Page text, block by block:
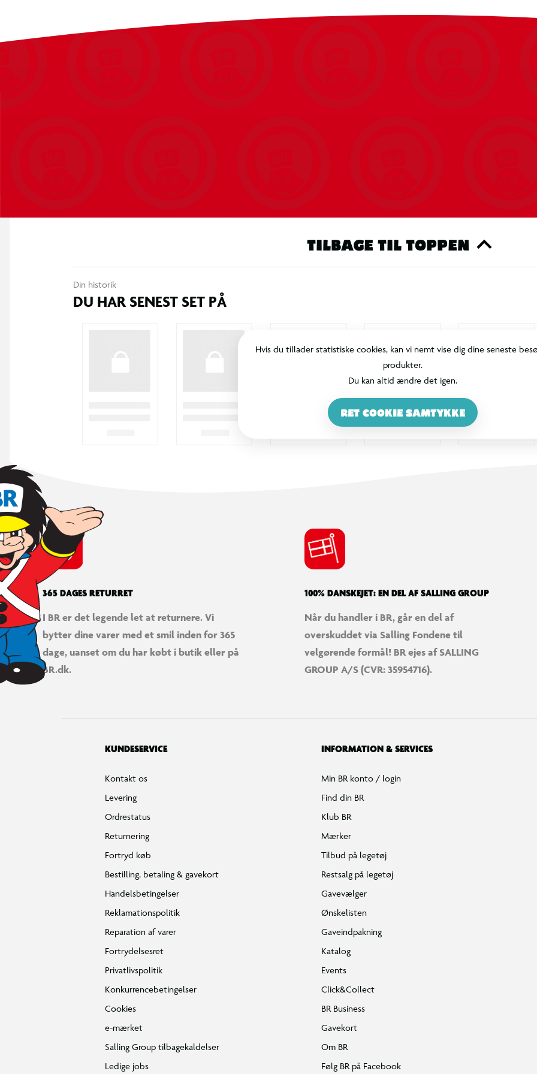
Hjelmen er godkendt efter Europæisk EN1078 standard.
TILBAGE TIL TOPPEN
Din historik
DU HAR SENEST SET PÅ
Hvis du tillader statistiske cookies, kan vi nemt vise dig dine seneste
produkter.
Du kan altid ændre det igen.
RET COOKIE SAMTYKKE
365 DAGES RETURRET
I BR er det legende let at returnere. Vi
bytter dine varer med et smil inden for 365
dage, uanset om du har købt i butik eller på
BR.dk.
100% DANSKEJET: EN DEL AF SALLING GROUP
Når du handler i BR, går en del af
overskuddet via Salling Fondene til
velgørende formål! BR ejes af SALLING
GROUP A/S (CVR: 35954716).
KUNDESERVICE
Kontakt os
Levering
Ordrestatus
Returnering
Fortryd køb
Bestilling, betaling & gavekort
Handelsbetingelser
Reklamationspolitik
Reparation af varer
Fortrydelsesret
Privatlivspolitik
Konkurrencebetingelser
Cookies
e-mærket
Salling Group tilbagekaldelser
Ledige jobs
INFORMATION & SERVICES
Min BR konto / login
Find din BR
Klub BR
Mærker
Tilbud på legetøj
Restsalg på legetøj
Gavevælger
Ønskelisten
Gaveindpakning
Katalog
Events
Click&Collect
BR Business
Gavekort
Om BR
Følg BR på Facebook